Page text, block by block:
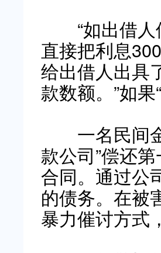
“如出借人
直接把利息
给出借人出具
款数额。”如
一名民间金
款公司”偿还
合同。通过公
的债务。在被
暴力催讨方式